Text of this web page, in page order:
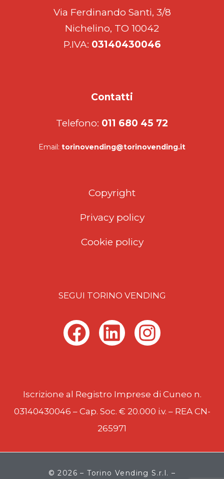
Via Ferdinando Santi, 3/8
Nichelino, TO 10042
P.IVA: 03140430046
Contatti
Telefono: 011 680 45 72
Email: torinovending@torinovending.it
Copyright
Privacy policy
Cookie policy
SEGUI TORINO VENDING
F
a
b
o
k
L
i
e
d
n
I
n
a
g
a
Iscrizione al Registro Imprese di Cuneo n.
03140430046 – Cap. Soc. € 20.000 i.v. – REA CN-
265971
© 2026 – Torino Vending S.r.l. –